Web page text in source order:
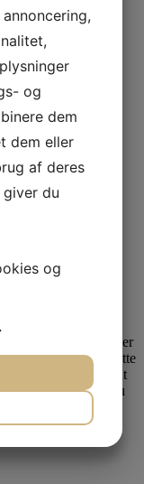
aflastninger.
produkter.
til behandlinger
under en af de rette
er det et godt sted at
pensionist, kan du
tilstande giver
og
dem
dem eller
af deres
du
og